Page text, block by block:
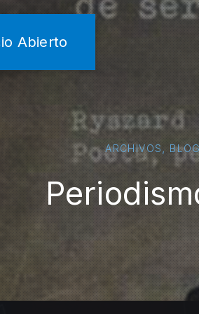
Abierto
ARCHIVOS,